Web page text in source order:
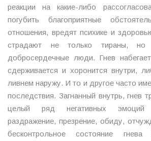
реакции на какие-либо
погубить благоприятные
отношения, вредят психике и
страдают не только тираны,
добросердечные люди. Гнев
сдерживается и хоронится внутри,
ливнем наружу. И то и другое часто
последствия. Загнанный внутрь, гнев
целый ряд негативных
раздражение, презрение, обиду,
бесконтрольное состояние гнева